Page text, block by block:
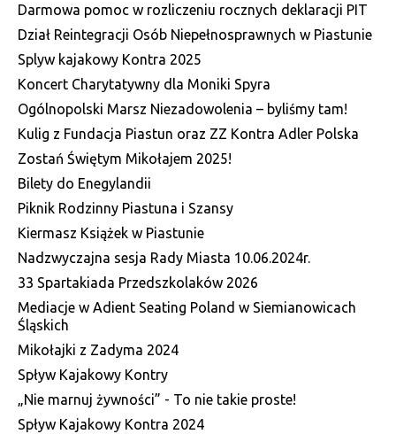
Darmowa pomoc w rozliczeniu rocznych deklaracji PIT
Dział Reintegracji Osób Niepełnosprawnych w Piastunie
Splyw kajakowy Kontra 2025
Koncert Charytatywny dla Moniki Spyra
Ogólnopolski Marsz Niezadowolenia – byliśmy tam!
Kulig z Fundacja Piastun oraz ZZ Kontra Adler Polska
Zostań Świętym Mikołajem 2025!
Bilety do Enegylandii
Piknik Rodzinny Piastuna i Szansy
Kiermasz Książek w Piastunie
Nadzwyczajna sesja Rady Miasta 10.06.2024r.
33 Spartakiada Przedszkolaków 2026
Mediacje w Adient Seating Poland w Siemianowicach
Śląskich
Mikołajki z Zadyma 2024
Spływ Kajakowy Kontry
„Nie marnuj żywności” - To nie takie proste!
Spływ Kajakowy Kontra 2024